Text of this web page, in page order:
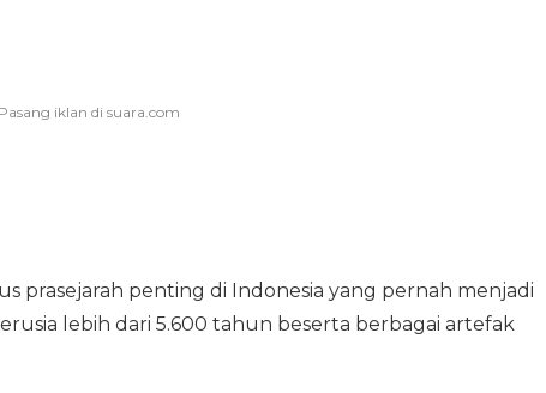
prasejarah penting di Indonesia yang pernah menjadi
lebih dari 5.600 tahun beserta berbagai artefak